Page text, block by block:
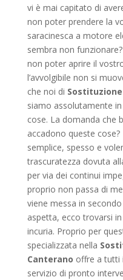
vi è mai capitato di
non poter prendere la
saracinesca a motore
sembra non
non poter aprire il
l’avvolgibile non si
che noi di
siamo assolutamente
cose. La domanda che
accadono queste
semplice, spesso e
trascuratezza dovuta
per via dei continui
proprio non passa di
viene messa in
aspetta, ecco trovarsi
incuria. Proprio per
specializzata nella
Canterano offre a tutti
servizio di pronto